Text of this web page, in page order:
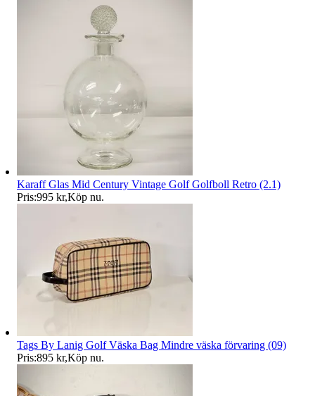
Karaff Glas Mid Century Vintage Golf Golfboll Retro (2.1)
Pris:995 kr,Köp nu.
Tags By Lanig Golf Väska Bag Mindre väska förvaring (09)
Pris:895 kr,Köp nu.